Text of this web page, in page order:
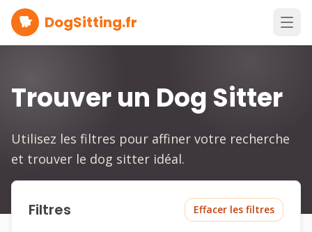
🐕 DogSitting.fr
Trouver un Dog Sitter
Utilisez les filtres pour affiner votre recherche
et trouver le dog sitter idéal.
Filtres Effacer les filtres